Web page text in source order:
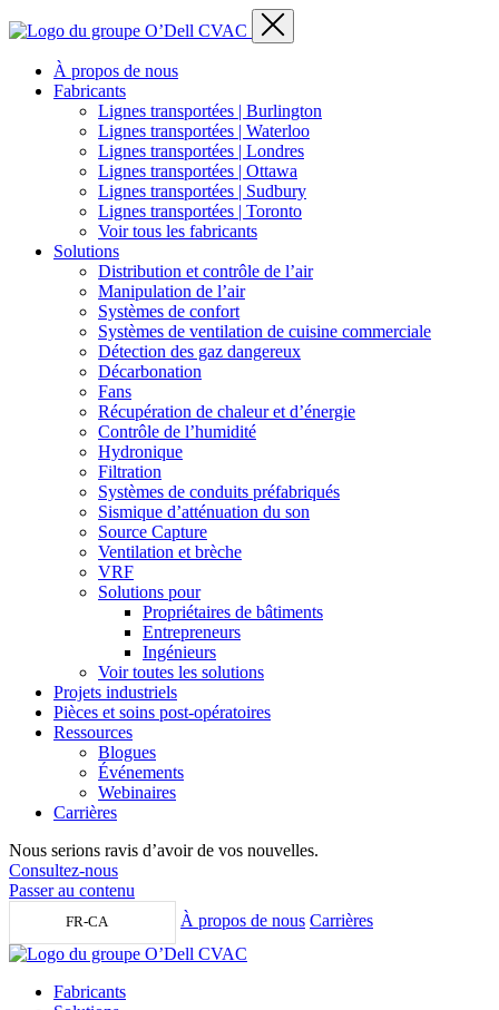
À propos de nous
Fabricants
Lignes transportées | Burlington
Lignes transportées | Waterloo
Lignes transportées | Londres
Lignes transportées | Ottawa
Lignes transportées | Sudbury
Lignes transportées | Toronto
Voir tous les fabricants
Solutions
Distribution et contrôle de l’air
Manipulation de l’air
Systèmes de confort
Systèmes de ventilation de cuisine commerciale
Détection des gaz dangereux
Décarbonation
Fans
Récupération de chaleur et d’énergie
Contrôle de l’humidité
Hydronique
Filtration
Systèmes de conduits préfabriqués
Sismique d’atténuation du son
Source Capture
Ventilation et brèche
VRF
Solutions pour
Propriétaires de bâtiments
Entrepreneurs
Ingénieurs
Voir toutes les solutions
Projets industriels
Pièces et soins post-opératoires
Ressources
Blogues
Événements
Webinaires
Carrières
Nous serions ravis d’avoir de vos nouvelles.
Consultez-nous
Passer au contenu
FR-CA À propos de nous Carrières
Fabricants